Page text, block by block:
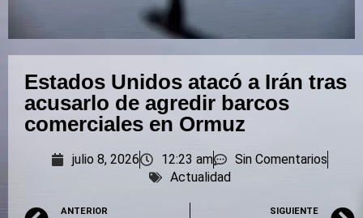
Estados Unidos atacó a Irán tras
acusarlo de agredir barcos
comerciales en Ormuz
julio 8, 2026 12:23 am
Sin Comentarios
Actualidad
ANTERIOR SIGUIENTE